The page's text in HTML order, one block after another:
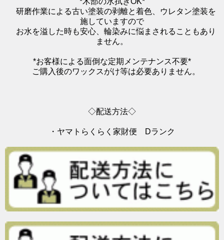
研磨作業による古い塗装の剥離と着色、ウレタン塗装を
施していますので
お水を溢した時も安心、輪染みに悩まされることもあり
ません。
*お客様による面倒な定期メンテナンス不要*
ご購入後のワックスがけ等は必要ありません。
◇配送方法◇
・ヤマトらくらく家財便 Dランク